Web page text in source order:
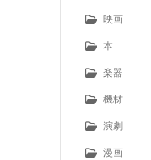
映画
本
楽器
機材
演劇
漫画